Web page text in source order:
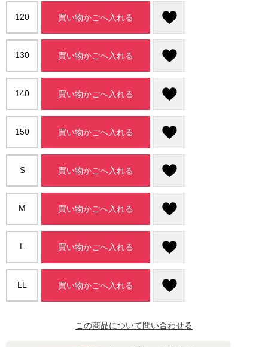
120 買い物かごへ入れる
130 買い物かごへ入れる
140 買い物かごへ入れる
150 買い物かごへ入れる
S 買い物かごへ入れる
M 買い物かごへ入れる
L 買い物かごへ入れる
LL 買い物かごへ入れる
この商品について問い合わせる